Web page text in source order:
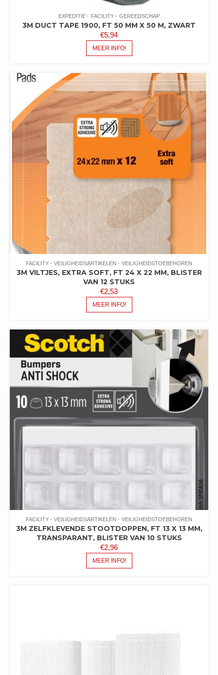
EXPEDITIE FACILITY GEREEDSCHAP
3M DUCT TAPE 1900, FT 50 MM X 50 M, ZWART
€5,94
MEER INFO!
FACILITY VEILIGHEIDSARTIKELEN VEILIGHEIDSTOEBEHOREN
3M VILTJES, EXTRA SOFT, FT 24 X 22 MM, BLISTER
VAN 12 STUKS
€2,53
MEER INFO!
FACILITY VEILIGHEIDSARTIKELEN VEILIGHEIDSTOEBEHOREN
3M ZELFKLEVENDE STOOTDOPPEN, FT 13 X 13 MM,
TRANSPARANT, BLISTER VAN 10 STUKS
€2,96
MEER INFO!